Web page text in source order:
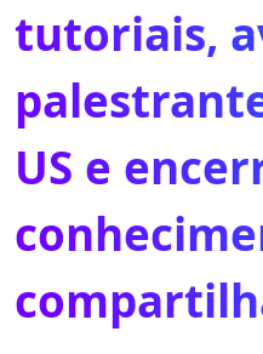
tutoriais,
US e